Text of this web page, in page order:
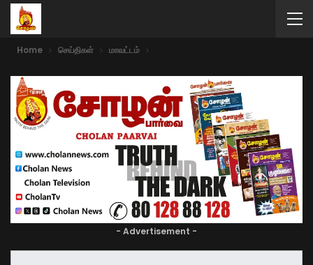
Home செய்திகள் மாவட்டம்
- Advertisement -